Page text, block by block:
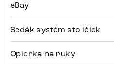
eBay
Sedák systém stoličiek
Opierka na ruky